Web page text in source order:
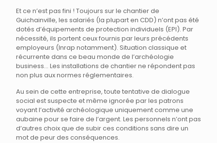
Et ce n’est pas fini ! Toujours sur le chantier de
Guichainville, les salariés (la plupart en CDD) n’ont pas été
dotés d’équipements de protection individuels (EPI). Par
nécessité, ils portent ceux fournis par leurs précédents
employeurs (Inrap notamment). Situation classique et
récurrente dans ce beau monde de l’archéologie
business… Les installations de chantier ne répondent pas
non plus aux normes réglementaires.
Au sein de cette entreprise, toute tentative de dialogue
social est suspecte et même ignorée par les patrons
voyant l’activité archéologique uniquement comme une
aubaine pour se faire de l’argent. Les personnels n’ont pas
d’autres choix que de subir ces conditions sans dire un
mot de peur des conséquences.